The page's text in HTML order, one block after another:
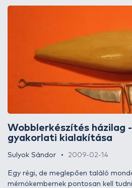
ötletesség és eszköz segítségével
Ebben az írásban azt próbálom
Wobblerkészítés házilag
gyakorlati kialakítása
Sulyok Sándor 2009-02-14
Egy régi, de meglepően találó
mérnökembernek pontosan kell